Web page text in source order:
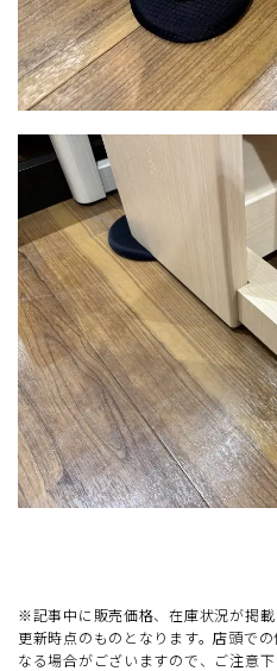
※記事中に販売価格、在庫状況が掲
更新時点のものとなります。店頭で
なる場合がございますので、ご注意下